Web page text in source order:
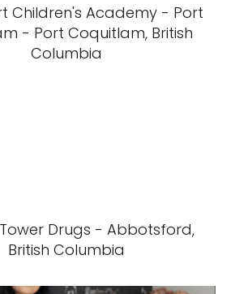
Children's Academy - Port
- Port Coquitlam, British
Columbia
Drugs - Abbotsford,
British Columbia